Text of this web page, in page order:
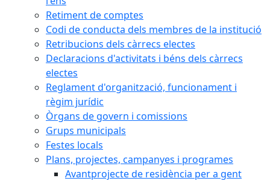
Retiment de comptes
Codi de conducta dels membres de la institució
Retribucions dels càrrecs electes
Declaracions d'activitats i béns dels càrrecs
electes
Reglament d'organització, funcionament i
règim jurídic
Òrgans de govern i comissions
Grups municipals
Festes locals
Plans, projectes, campanyes i programes
Avantprojecte de residència per a gent